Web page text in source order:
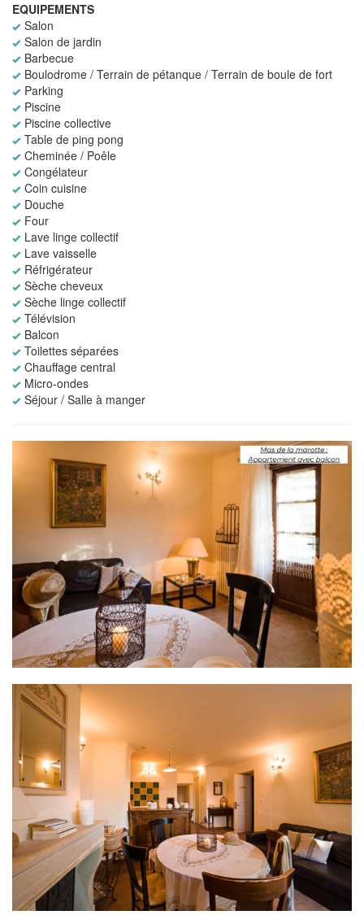
EQUIPEMENTS
Salon
Salon de jardin
Barbecue
Boulodrome / Terrain de pétanque / Terrain de boule de fort
Parking
Piscine
Piscine collective
Table de ping pong
Cheminée / Poêle
Congélateur
Coin cuisine
Douche
Four
Lave linge collectif
Lave vaisselle
Réfrigérateur
Sèche cheveux
Sèche linge collectif
Télévision
Balcon
Toilettes séparées
Chauffage central
Micro-ondes
Séjour / Salle à manger